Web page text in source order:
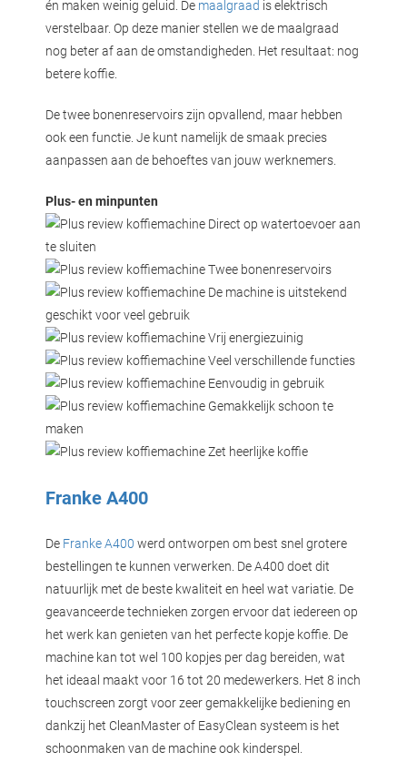
én maken weinig geluid. De maalgraad is elektrisch
verstelbaar. Op deze manier stellen we de maalgraad
nog beter af aan de omstandigheden. Het resultaat: nog
betere koffie.
De twee bonenreservoirs zijn opvallend, maar hebben
ook een functie. Je kunt namelijk de smaak precies
aanpassen aan de behoeftes van jouw werknemers.
Plus- en minpunten
Direct op watertoevoer aan
te sluiten
Twee bonenreservoirs
De machine is uitstekend
geschikt voor veel gebruik
Vrij energiezuinig
Veel verschillende functies
Eenvoudig in gebruik
Gemakkelijk schoon te
maken
Zet heerlijke koffie
Franke A400
De Franke A400 werd ontworpen om best snel grotere
bestellingen te kunnen verwerken. De A400 doet dit
natuurlijk met de beste kwaliteit en heel wat variatie. De
geavanceerde technieken zorgen ervoor dat iedereen op
het werk kan genieten van het perfecte kopje koffie. De
machine kan tot wel 100 kopjes per dag bereiden, wat
het ideaal maakt voor 16 tot 20 medewerkers. Het 8 inch
touchscreen zorgt voor zeer gemakkelijke bediening en
dankzij het CleanMaster of EasyClean systeem is het
schoonmaken van de machine ook kinderspel.